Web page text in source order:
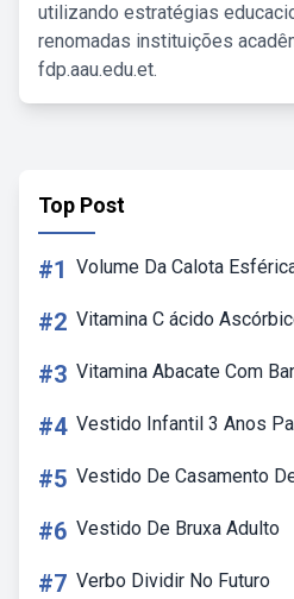
utilizando estratégias
renomadas instituições
fdp.aau.edu.et.
Top Post
#1 Volume Da Calota
#2 Vitamina C ácido
#3 Vitamina Abacate Com
#4 Vestido Infantil 3 Anos
#5 Vestido De Casamento
#6 Vestido De Bruxa Adulto
#7 Verbo Dividir No Futuro